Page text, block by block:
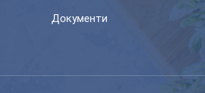
Документи